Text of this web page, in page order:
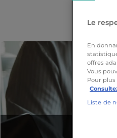
Le
En
offres
Vous
Pour plus
Liste de